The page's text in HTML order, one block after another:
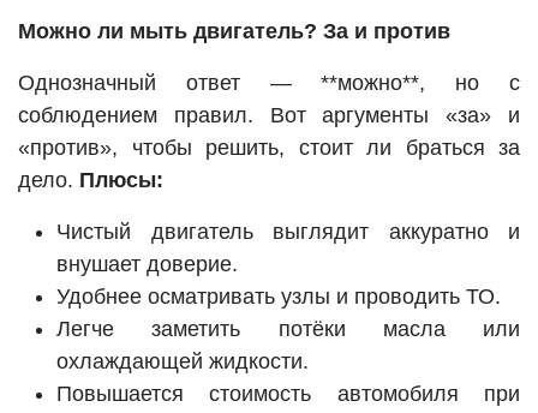
Можно ли мыть двигатель? За и против
Однозначный ответ — **можно**, но с
соблюдением правил. Вот аргументы «за» и
«против», чтобы решить, стоит ли браться за
дело. Плюсы:
Чистый двигатель выглядит аккуратно и
внушает доверие.
Удобнее осматривать узлы и проводить ТО.
Легче заметить потёки масла или
охлаждающей жидкости.
Повышается стоимость автомобиля при